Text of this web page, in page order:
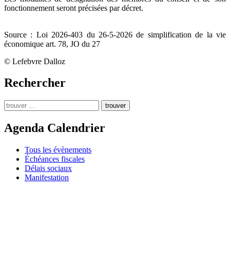
fonctionnement seront précisées par décret.
Source : Loi 2026-403 du 26-5-2026 de simplification de la vie
économique art. 78, JO du 27
© Lefebvre Dalloz
Rechercher
trouver
Agenda Calendrier
Tous les évènements
Échéances fiscales
Délais sociaux
Manifestation